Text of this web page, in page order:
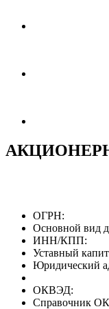
ОГРН:
Основной вид
ИНН/КПП:
Уставный
Юридический
ОКВЭД:
Справочник